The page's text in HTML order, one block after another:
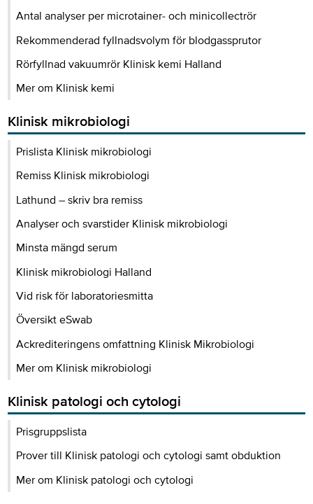
Antal analyser per microtainer- och minicollectrör
Rekommenderad fyllnadsvolym för blodgassprutor
Rörfyllnad vakuumrör Klinisk kemi Halland
Mer om Klinisk kemi
Klinisk mikrobiologi
Prislista Klinisk mikrobiologi
Remiss Klinisk mikrobiologi
Lathund – skriv bra remiss
Analyser och svarstider Klinisk mikrobiologi
Minsta mängd serum
Klinisk mikrobiologi Halland
Vid risk för laboratoriesmitta
Översikt eSwab
Ackrediteringens omfattning Klinisk Mikrobiologi
Mer om Klinisk mikrobiologi
Klinisk patologi och cytologi
Prisgruppslista
Prover till Klinisk patologi och cytologi samt obduktion
Mer om Klinisk patologi och cytologi